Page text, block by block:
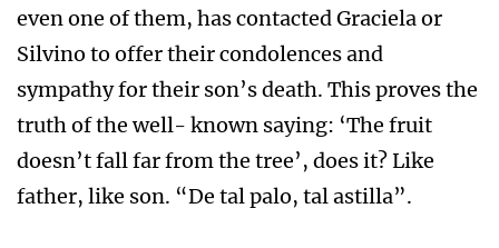
even one of them, has contacted Graciela or
Silvino to offer their condolences and
sympathy for their son’s death. This proves the
truth of the well- known saying: ‘The fruit
doesn’t fall far from the tree’, does it? Like
father, like son. “De tal palo, tal astilla”.